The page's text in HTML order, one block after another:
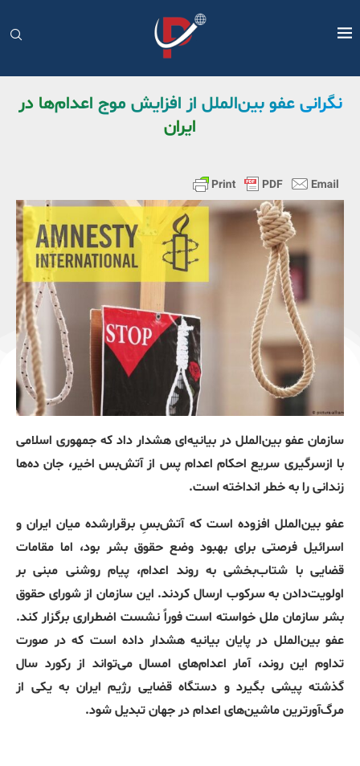
نگرانی عفو بین‌الملل از افزایش موج اعدام‌ها در
ایران
سازمان عفو بین‌الملل در بیانیه‌ای هشدار داد که جمهوری اسلامی
با ازسرگیری سریع احکام اعدام پس از آتش‌بس اخیر، جان ده‌ها
زندانی را به خطر انداخته است.
عفو بین‌الملل افزوده است که آتش‌بسِ برقرارشده میان ایران و
اسرائیل فرصتی برای بهبود وضع حقوق بشر بود، اما مقامات
قضایی با شتاب‌بخشی به روند اعدام، پیام روشنی مبنی بر
اولویت‌دادن به سرکوب ارسال کردند. این سازمان از شورای حقوق
بشر سازمان ملل خواسته است فوراً نشست اضطراری برگزار کند.
عفو بین‌الملل در پایان بیانیه هشدار داده است که در صورت
تداوم این روند، آمار اعدام‌های امسال می‌تواند از رکورد سال
گذشته پیشی بگیرد و دستگاه قضایی رژیم ایران به یکی از
مرگ‌آورترین ماشین‌های اعدام در جهان تبدیل شود.